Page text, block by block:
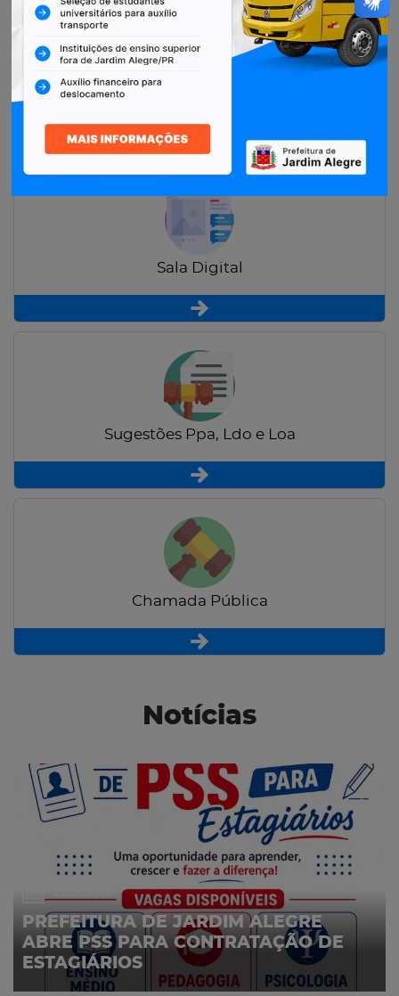
Restituição de Contribuintes
Sala Digital
Sugestões Ppa, Ldo e Loa
Chamada Pública
Notícias
PREFEITURA DE JARDIM ALEGRE
ABRE PSS PARA CONTRATAÇÃO DE
ESTAGIÁRIOS